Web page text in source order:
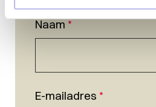
Naam *
E-mailadres *